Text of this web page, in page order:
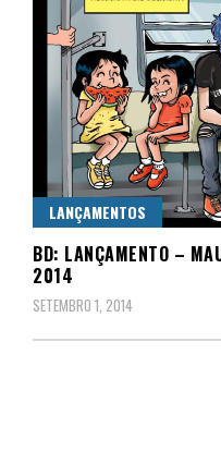
LANÇAMENTOS
BD: LANÇAMENTO –
2014
SETEMBRO 1, 2014